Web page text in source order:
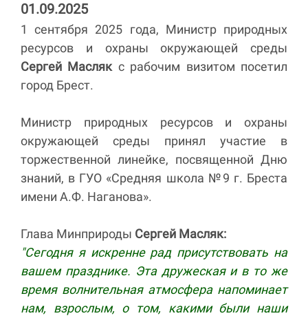
01.09.2025
1 сентября 2025 года, Министр природных
ресурсов и охраны окружающей среды
Сергей Масляк с рабочим визитом посетил
город Брест.
Министр природных ресурсов и охраны
окружающей среды принял участие в
торжественной линейке, посвященной Дню
знаний, в ГУО «Средняя школа №9 г. Бреста
имени А.Ф. Наганова».
Глава Минприроды Сергей Масляк:
"Сегодня я искренне рад присутствовать на
вашем празднике. Эта дружеская и в то же
время волнительная атмосфера напоминает
нам, взрослым, о том, какими были наши